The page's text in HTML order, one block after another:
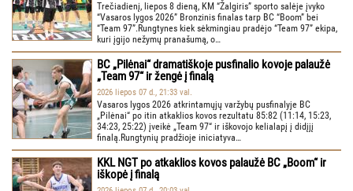
Trečiadienį, liepos 8 dieną, KM “Žalgiris” sporto salėje įvyko
“Vasaros lygos 2026” Bronzinis finalas tarp BC “Boom” bei
“Team 97”.Rungtynes kiek sėkmingiau pradėjo “Team 97” ekipa,
kuri įgijo nežymų pranašumą, o…
BC „Pilėnai“ dramatiškoje pusfinalio kovoje palaužė
„Team 97“ ir žengė į finalą
2026 liepos 07 d., 21:33 val.
Vasaros lygos 2026 atkrintamųjų varžybų pusfinalyje BC
„Pilėnai“ po itin atkaklios kovos rezultatu 85:82 (11:14, 15:23,
34:23, 25:22) įveikė „Team 97“ ir iškovojo kelialapį į didįjį
finalą.Rungtynių pradžioje iniciatyva…
KKL NGT po atkaklios kovos palaužė BC „Boom“ ir
iškopė į finalą